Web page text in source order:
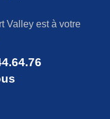
Valley est à votre